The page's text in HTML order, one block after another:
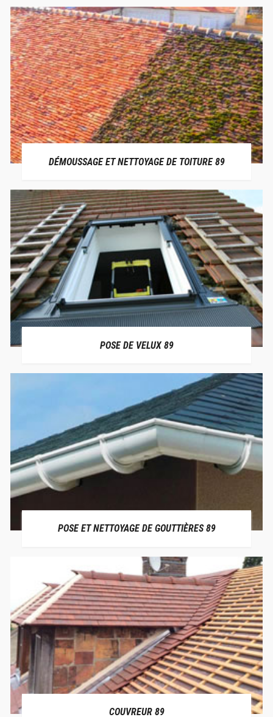
DÉMOUSSAGE ET NETTOYAGE DE TOITURE 89
POSE DE VELUX 89
POSE ET NETTOYAGE DE GOUTTIÈRES 89
COUVREUR 89